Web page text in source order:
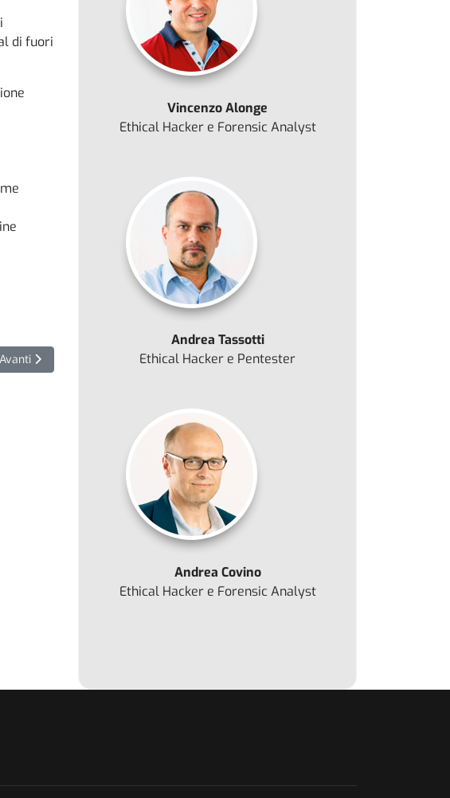
di fuori
Articolo successivo: Top Ten OWASP: XML external entity injection
Avanti
Vincenzo Alonge
Ethical Hacker e Forensic Analyst
Andrea Tassotti
Ethical Hacker e Pentester
Andrea Covino
Ethical Hacker e Forensic Analyst